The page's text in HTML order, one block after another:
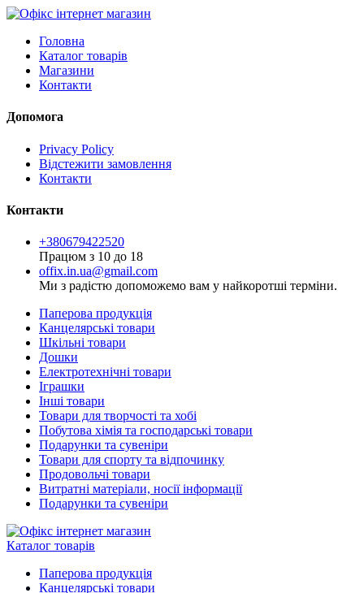
Головна
Каталог товарів
Магазини
Контакти
Допомога
Privacy Policy
Відстежити замовлення
Контакти
Контакти
+380679422520
Працюм з 10 до 18
offix.in.ua@gmail.com
Ми з радістю допоможемо вам у найкоротші терміни.
Паперова продукція
Канцелярські товари
Шкільні товари
Дошки
Електротехнічні товари
Іграшки
Інші товари
Товари для творчості та хобі
Побутова хімія та господарські товари
Подарунки та сувеніри
Товари для спорту та відпочинку
Продовольчі товари
Витратні матеріали, носії інформації
Подарунки та сувеніри
Каталог товарів
Паперова продукція
Канцелярські товари